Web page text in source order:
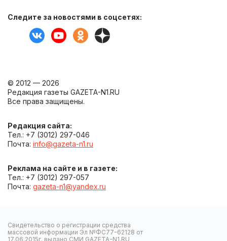
Следите за новостями в соцсетях:
© 2012 — 2026
Редакция газеты GAZETA-N1.RU
Все права защищены.
Редакция сайта:
Тел.: +7 (3012) 297-046
Почта: info@gazeta-n1.ru
Реклама на сайте и в газете:
Тел.: +7 (3012) 297-057
Почта: gazeta-n1@yandex.ru
Свидетельство о регистрации средства
массовой информации Эл №ФС77-62128 от
17.06.2015г. выдано СМИ GAZETA-N1.RU